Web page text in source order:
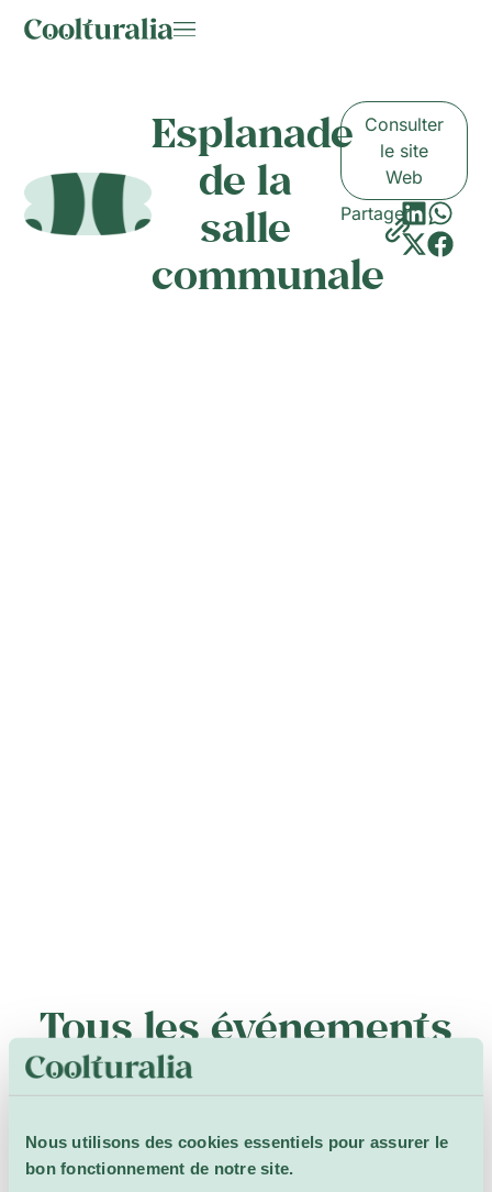
Nous utilisons des cookies essentiels pour assurer le
bon fonctionnement de notre site.
Esplanade
de la
salle
communale
Consulter
le site
Web
Partager
Tous les événements
dans ce lieu